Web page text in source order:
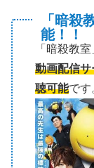
「暗殺
能！！
「暗殺教
動画配信
聴可能です